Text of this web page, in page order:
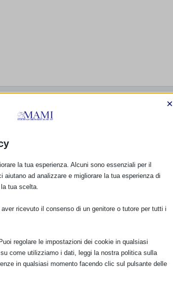
Lecce
×
la tua esperienza. Alcuni sono essenziali per il
aiutano ad analizzare e migliorare la tua esperienza di
tua scelta.
ricevuto il consenso di un genitore o tutore per tutti i
regolare le impostazioni dei cookie in qualsiasi
come utilizziamo i dati, leggi la nostra politica sulla
in qualsiasi momento facendo clic sul pulsante delle